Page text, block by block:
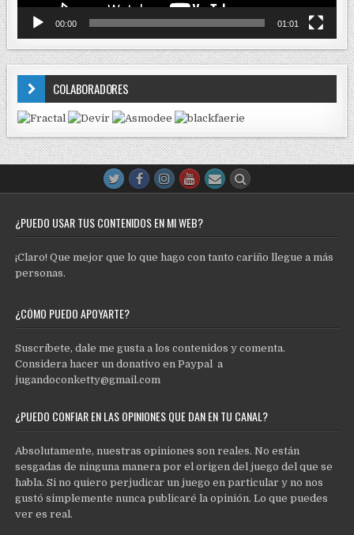
00:00 01:01
COLABORADORES
¿PUEDO USAR TUS CONTENIDOS EN MI WEB?
¡Claro! Que mejor que lo que hago con tanto cariño llegue a más
personas.
¿CÓMO PUEDO APOYARTE?
Suscríbete, dale me gusta a los contenidos y comenta.
Considera hacer un donativo en Paypal a
jugandoconketty@gmail.com
¿PUEDO CONFIAR EN LAS OPINIONES QUE DAN EN TU CANAL?
Absolutamente, nuestras opiniones son reales. No están
sesgadas de ninguna manera por el origen del juego del que se
habla. Si no quiero perjudicar un juego en particular y no nos
gustó simplemente nunca publicaré la opinión. Lo que puedes
ver es real.